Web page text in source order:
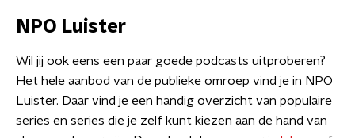
NPO Luister
Wil jij ook eens een paar goede podcasts uitproberen?
Het hele aanbod van de publieke omroep vind je in NPO
Luister. Daar vind je een handig overzicht van populaire
series en series die je zelf kunt kiezen aan de hand van